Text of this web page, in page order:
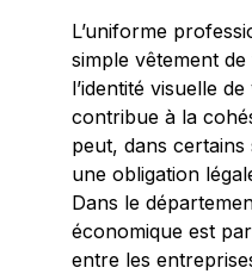
L’uniforme
simple vêtement
l’identité visuelle
contribue à la
peut, dans
une obligation
Dans le
économique est
entre les